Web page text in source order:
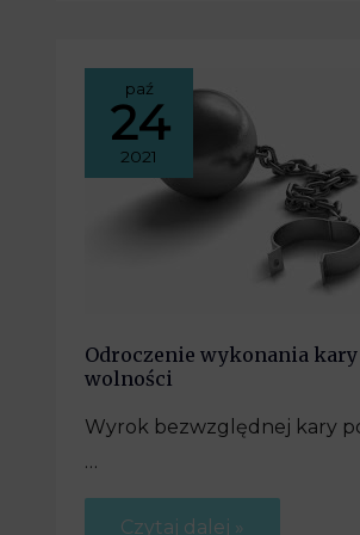
paź
24
2021
Odroczenie wykonania
wolności
Wyrok bezwzględnej kary
…
Czytaj dalej »